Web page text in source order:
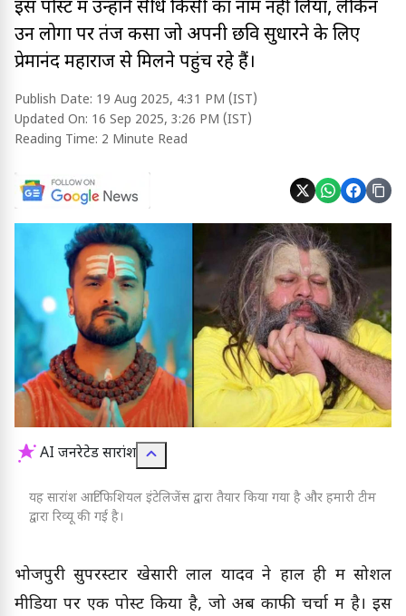
इस पोस्ट में उन्होंने सीधे किसी का नाम नहीं लिया, लेकिन
उन लोगों पर तंज कसा जो अपनी छवि सुधारने के लिए
प्रेमानंद महाराज से मिलने पहुंच रहे हैं।
Publish Date: 19 Aug 2025, 4:31 PM (IST)
Updated On: 16 Sep 2025, 3:26 PM (IST)
Reading Time: 2 Minute Read
AI जनरेटेड सारांश
यह सारांश आर्टिफिशियल इंटेलिजेंस द्वारा तैयार किया गया है और हमारी टीम
द्वारा रिव्यू की गई है।
भोजपुरी सुपरस्टार खेसारी लाल यादव ने हाल ही में सोशल
मीडिया पर एक पोस्ट किया है, जो अब काफी चर्चा में है। इस